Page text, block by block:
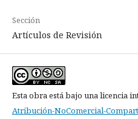
Sección
Artículos de Revisión
Esta obra está bajo una licencia
Atribución-NoComercial-